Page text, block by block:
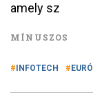
amely sz
MÍNUSZOS
INFOTECH